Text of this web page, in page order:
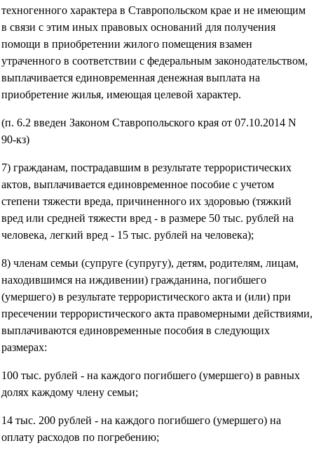
техногенного характера в Ставропольском крае и не имеющим
в связи с этим иных правовых оснований для получения
помощи в приобретении жилого помещения взамен
утраченного в соответствии с федеральным законодательством,
выплачивается единовременная денежная выплата на
приобретение жилья, имеющая целевой характер.
(п. 6.2 введен Законом Ставропольского края от 07.10.2014 N
90-кз)
7) гражданам, пострадавшим в результате террористических
актов, выплачивается единовременное пособие с учетом
степени тяжести вреда, причиненного их здоровью (тяжкий
вред или средней тяжести вред - в размере 50 тыс. рублей на
человека, легкий вред - 15 тыс. рублей на человека);
8) членам семьи (супруге (супругу), детям, родителям, лицам,
находившимся на иждивении) гражданина, погибшего
(умершего) в результате террористического акта и (или) при
пресечении террористического акта правомерными действиями,
выплачиваются единовременные пособия в следующих
размерах:
100 тыс. рублей - на каждого погибшего (умершего) в равных
долях каждому члену семьи;
14 тыс. 200 рублей - на каждого погибшего (умершего) на
оплату расходов по погребению;